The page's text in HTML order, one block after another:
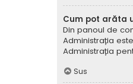
Cum pot arăta
Din panoul de
Administrația
Administrația
Sus